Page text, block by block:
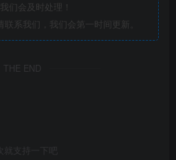
我们会及时处理！
系我们，我们会第一时间更新。
THE END
就支持一下吧